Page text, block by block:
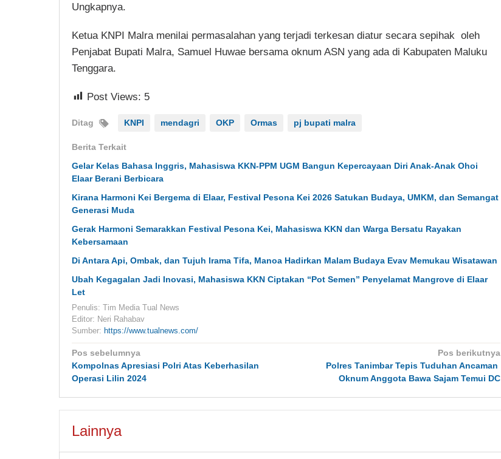
Ungkapnya.
Ketua KNPI Malra menilai permasalahan yang terjadi terkesan diatur secara sepihak oleh
Penjabat Bupati Malra, Samuel Huwae bersama oknum ASN yang ada di Kabupaten Maluku
Tenggara.
Post Views: 5
Ditag KNPI mendagri OKP Ormas pj bupati malra
Berita Terkait
Gelar Kelas Bahasa Inggris, Mahasiswa KKN-PPM UGM Bangun Kepercayaan Diri Anak-Anak Ohoi
Elaar Berani Berbicara
Kirana Harmoni Kei Bergema di Elaar, Festival Pesona Kei 2026 Satukan Budaya, UMKM, dan Semangat
Generasi Muda
Gerak Harmoni Semarakkan Festival Pesona Kei, Mahasiswa KKN dan Warga Bersatu Rayakan
Kebersamaan
Di Antara Api, Ombak, dan Tujuh Irama Tifa, Manoa Hadirkan Malam Budaya Evav Memukau Wisatawan
Ubah Kegagalan Jadi Inovasi, Mahasiswa KKN Ciptakan “Pot Semen” Penyelamat Mangrove di Elaar
Let
Penulis: Tim Media Tual News
Editor: Neri Rahabav
Sumber: https://www.tualnews.com/
Navigasi
pos
Pos sebelumnya
Kompolnas Apresiasi Polri Atas Keberhasilan
Operasi Lilin 2024
Pos berikutnya
Polres Tanimbar Tepis Tuduhan Ancaman
Oknum Anggota Bawa Sajam Temui DC
Lainnya